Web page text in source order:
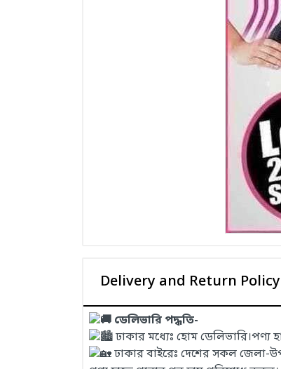
Delivery and Return Policy
ডেলিভারি পদ্ধতি-
ঢাকার মধ্যেঃ হোম
ঢাকার বাইরেঃ দেশের সকল জেলা-